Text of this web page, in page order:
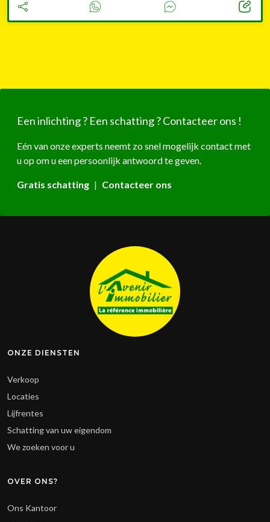
Een inlichting ? Een schatting ? Contacteer ons !
Eén van onze experts neemt zo snel mogelijk contact met
u op om u een persoonlijk antwoord te geven.
Gratis schatting | Contacteer ons
ONZE DIENSTEN
Verkoop
Locaties
Lijfrentes
Schatting van uw eigendom
We zoeken voor u
OVER ONS?
Ons Kantoor